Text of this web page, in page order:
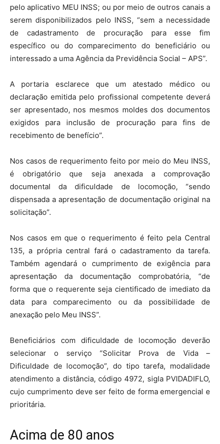
pelo aplicativo MEU INSS; ou por meio de outros canais a
serem disponibilizados pelo INSS, “sem a necessidade
de cadastramento de procuração para esse fim
específico ou do comparecimento do beneficiário ou
interessado a uma Agência da Previdência Social – APS”.
A portaria esclarece que um atestado médico ou
declaração emitida pelo profissional competente deverá
ser apresentado, nos mesmos moldes dos documentos
exigidos para inclusão de procuração para fins de
recebimento de benefício”.
Nos casos de requerimento feito por meio do Meu INSS,
é obrigatório que seja anexada a comprovação
documental da dificuldade de locomoção, “sendo
dispensada a apresentação de documentação original na
solicitação”.
Nos casos em que o requerimento é feito pela Central
135, a própria central fará o cadastramento da tarefa.
Também agendará o cumprimento de exigência para
apresentação da documentação comprobatória, “de
forma que o requerente seja cientificado de imediato da
data para comparecimento ou da possibilidade de
anexação pelo Meu INSS”.
Beneficiários com dificuldade de locomoção deverão
selecionar o serviço “Solicitar Prova de Vida –
Dificuldade de locomoção”, do tipo tarefa, modalidade
atendimento a distância, código 4972, sigla PVIDADIFLO,
cujo cumprimento deve ser feito de forma emergencial e
prioritária.
Acima de 80 anos